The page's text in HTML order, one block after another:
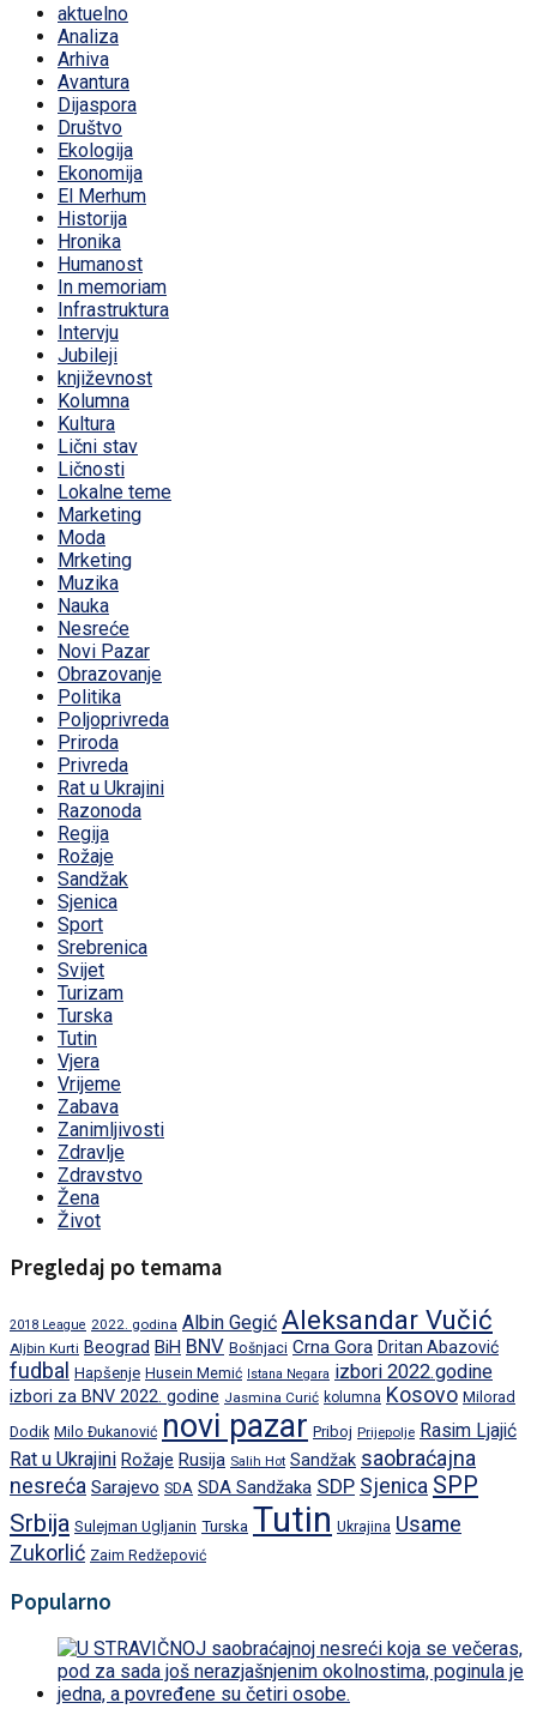
aktuelno
Analiza
Arhiva
Avantura
Dijaspora
Društvo
Ekologija
Ekonomija
El Merhum
Historija
Hronika
Humanost
In memoriam
Infrastruktura
Intervju
Jubileji
književnost
Kolumna
Kultura
Lični stav
Ličnosti
Lokalne teme
Marketing
Moda
Mrketing
Muzika
Nauka
Nesreće
Novi Pazar
Obrazovanje
Politika
Poljoprivreda
Priroda
Privreda
Rat u Ukrajini
Razonoda
Regija
Rožaje
Sandžak
Sjenica
Sport
Srebrenica
Svijet
Turizam
Turska
Tutin
Vjera
Vrijeme
Zabava
Zanimljivosti
Zdravlje
Zdravstvo
Žena
Život
Pregledaj po temama
2018 League 2022. godina Albin Gegić Aleksandar Vučić
Aljbin Kurti Beograd BiH BNV Bošnjaci Crna Gora Dritan Abazović
fudbal Hapšenje Husein Memić Istana Negara izbori 2022.godine
izbori za BNV 2022. godine Jasmina Curić kolumna Kosovo Milorad
Dodik Milo Đukanović novi pazar Priboj Prijepolje Rasim Ljajić
Rat u Ukrajini Rožaje Rusija Salih Hot Sandžak saobraćajna
nesreća Sarajevo SDA SDA Sandžaka SDP Sjenica SPP
Srbija Sulejman Ugljanin Turska Tutin Ukrajina Usame
Zukorlić Zaim Redžepović
Popularno